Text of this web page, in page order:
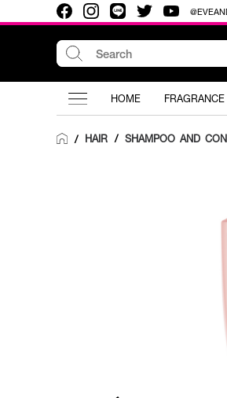
HOME FRAGRANCE
/ HAIR / SHAMPOO AND